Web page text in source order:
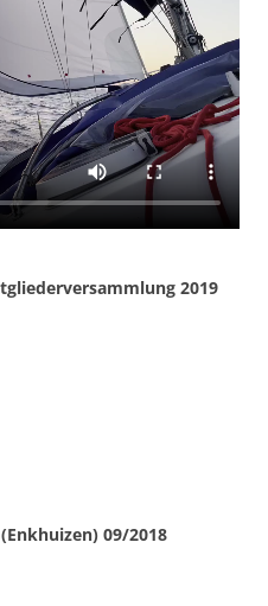
2019
09/2018